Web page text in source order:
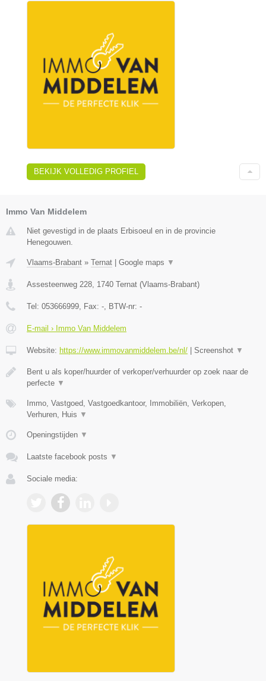
BEKIJK VOLLEDIG PROFIEL
Immo Van Middelem
Niet gevestigd in de plaats Erbisoeul en in de provincie
Henegouwen.
Vlaams-Brabant » Ternat Google maps ▼
Assesteenweg 228 1740 Ternat (Vlaams-Brabant)
Tel: 053666999 , Fax: - , BTW-nr: -
E-mail › Immo Van Middelem
Website: https://www.immovanmiddelem.be/nl/ Screenshot ▼
Bent u als koper/huurder of verkoper/verhuurder op zoek naar de
perfecte ▼
Immo, Vastgoed, Vastgoedkantoor, Immobiliën, Verkopen,
Verhuren, Huis ▼
Openingstijden ▼
Laatste facebook posts ▼
Sociale media: